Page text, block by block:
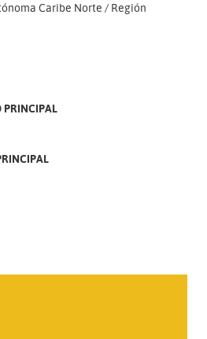
Caribe Norte
Región
PRINCIPAL